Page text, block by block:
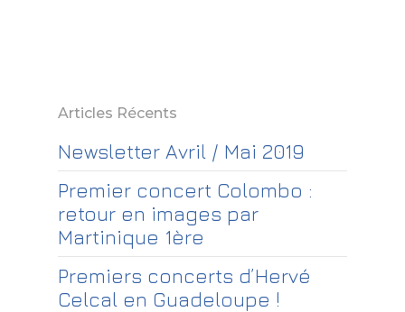
Articles Récents
Newsletter Avril / Mai 2019
Premier concert Colombo :
retour en images par
Martinique 1ère
Premiers concerts d’Hervé
Celcal en Guadeloupe !